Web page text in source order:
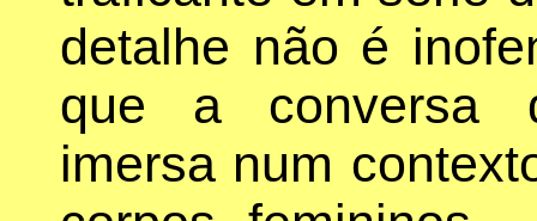
detalhe não é
que a conversa
imersa num